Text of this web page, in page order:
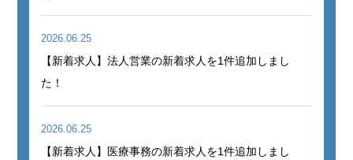
2026.06.25
【新着求人】法人営業の新着求人を1件追加しまし
た！
2026.06.25
【新着求人】医療事務の新着求人を1件追加しまし